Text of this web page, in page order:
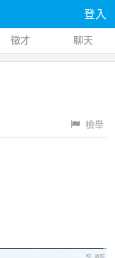
登入
徵才 聊天
檢舉